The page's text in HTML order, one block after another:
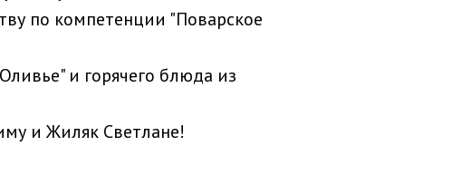
по компетенции "Поварское
и горячего блюда из
и Жиляк Светлане!